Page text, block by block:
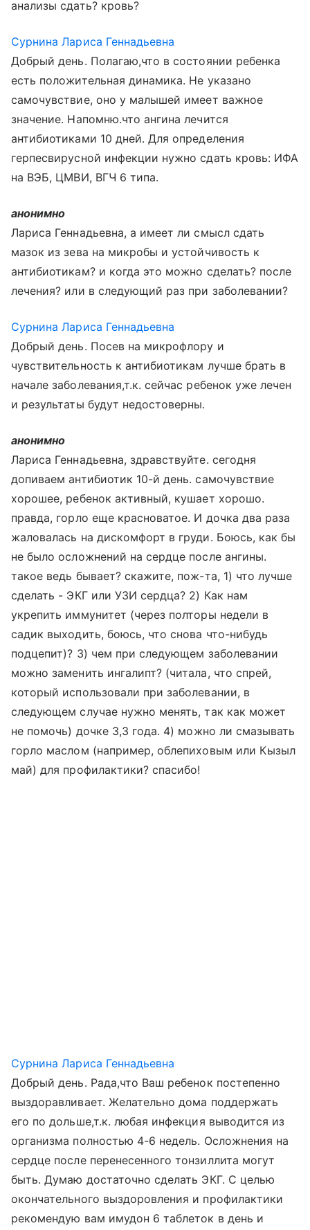
анализы сдать? кровь?
Сурнина Лариса Геннадьевна
Добрый день. Полагаю,что в состоянии ребенка
есть положительная динамика. Не указано
самочувствие, оно у малышей имеет важное
значение. Напомню.что ангина лечится
антибиотиками 10 дней. Для определения
герпесвирусной инфекции нужно сдать кровь: ИФА
на ВЭБ, ЦМВИ, ВГЧ 6 типа.
анонимно
Лариса Геннадьевна, а имеет ли смысл сдать
мазок из зева на микробы и устойчивость к
антибиотикам? и когда это можно сделать? после
лечения? или в следующий раз при заболевании?
Сурнина Лариса Геннадьевна
Добрый день. Посев на микрофлору и
чувствительность к антибиотикам лучше брать в
начале заболевания,т.к. сейчас ребенок уже лечен
и результаты будут недостоверны.
анонимно
Лариса Геннадьевна, здравствуйте. сегодня
допиваем антибиотик 10-й день. самочувствие
хорошее, ребенок активный, кушает хорошо.
правда, горло еще красноватое. И дочка два раза
жаловалась на дискомфорт в груди. Боюсь, как бы
не было осложнений на сердце после ангины.
такое ведь бывает? скажите, пож-та, 1) что лучше
сделать - ЭКГ или УЗИ сердца? 2) Как нам
укрепить иммунитет (через полторы недели в
садик выходить, боюсь, что снова что-нибудь
подцепит)? 3) чем при следующем заболевании
можно заменить ингалипт? (читала, что спрей,
который использовали при заболевании, в
следующем случае нужно менять, так как может
не помочь) дочке 3,3 года. 4) можно ли смазывать
горло маслом (например, облепиховым или Кызыл
май) для профилактики? спасибо!
Сурнина Лариса Геннадьевна
Добрый день. Рада,что Ваш ребенок постепенно
выздоравливает. Желательно дома поддержать
его по дольше,т.к. любая инфекция выводится из
организма полностью 4-6 недель. Осложнения на
сердце после перенесенного тонзиллита могут
быть. Думаю достаточно сделать ЭКГ. С целью
окончательного выздоровления и профилактики
рекомендую вам имудон 6 таблеток в день и